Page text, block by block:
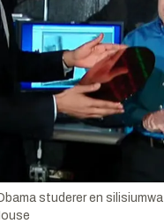
studerer en